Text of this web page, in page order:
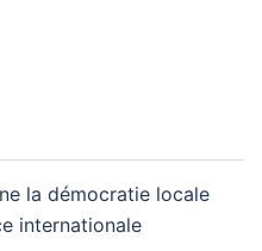
la démocratie locale
internationale